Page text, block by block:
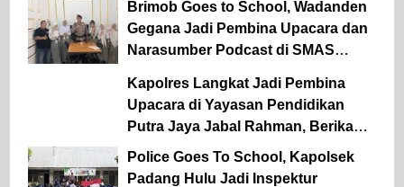
Brimob Goes to School, Wadanden
Gegana Jadi Pembina Upacara dan
Narasumber Podcast di SMAS
Kapolres Langkat Jadi Pembina
Upacara di Yayasan Pendidikan
Putra Jaya Jabal Rahman, Berikan
Motivasi dan Edukasi Kamtibmas
kepada Pelajar
Police Goes To School, Kapolsek
Padang Hulu Jadi Inspektur